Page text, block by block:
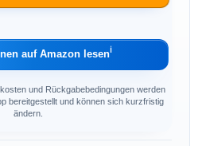
auf Amazon lesenℹ︎
und Rückgabebedingungen werden
bereitgestellt und können sich kurzfristig
ändern.